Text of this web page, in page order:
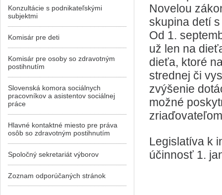
Novelou
skupina detí
Od 1.
už len na
dieťa, ktoré
strednej či
zvýšenie
možné
Legislatíva k
účinnosť 1.
Konzultácie s podnikateľskými
subjektmi
Komisár pre deti
Komisár pre osoby so zdravotným
postihnutím
Slovenská komora sociálnych
pracovníkov a asistentov sociálnej
práce
Hlavné kontaktné miesto pre práva
osôb so zdravotným postihnutím
Spoločný sekretariát výborov
Zoznam odporúčaných stránok